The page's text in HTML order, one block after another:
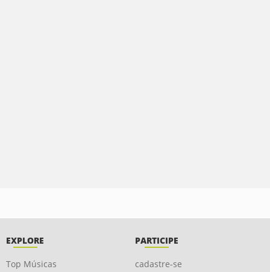
EXPLORE
Top Músicas
PARTICIPE
cadastre-se